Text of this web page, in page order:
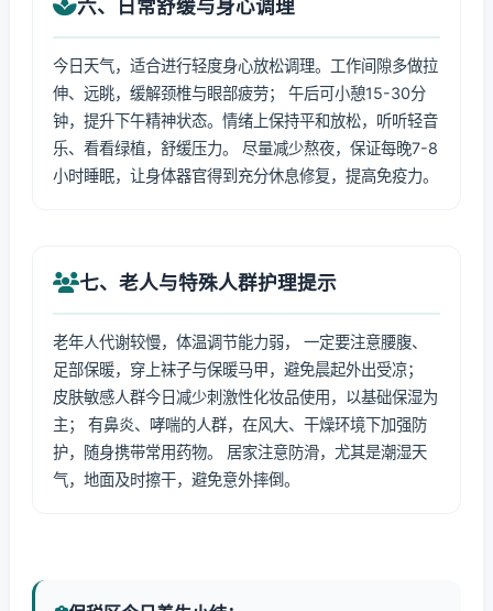
六、日常舒缓与身心调理
今日天气，适合进行轻度身心放松调理。工作间隙多做拉
伸、远眺，缓解颈椎与眼部疲劳； 午后可小憩15-30分
钟，提升下午精神状态。情绪上保持平和放松，听听轻音
乐、看看绿植，舒缓压力。 尽量减少熬夜，保证每晚7-8
小时睡眠，让身体器官得到充分休息修复，提高免疫力。
七、老人与特殊人群护理提示
老年人代谢较慢，体温调节能力弱， 一定要注意腰腹、
足部保暖，穿上袜子与保暖马甲，避免晨起外出受凉；
皮肤敏感人群今日减少刺激性化妆品使用，以基础保湿为
主； 有鼻炎、哮喘的人群，在风大、干燥环境下加强防
护，随身携带常用药物。 居家注意防滑，尤其是潮湿天
气，地面及时擦干，避免意外摔倒。